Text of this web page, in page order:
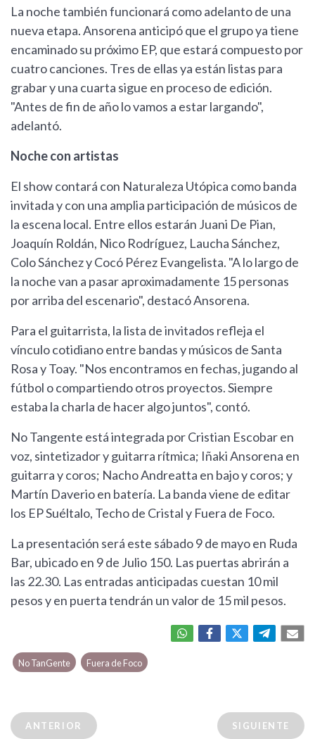
La noche también funcionará como adelanto de una
nueva etapa. Ansorena anticipó que el grupo ya tiene
encaminado su próximo EP, que estará compuesto por
cuatro canciones. Tres de ellas ya están listas para
grabar y una cuarta sigue en proceso de edición.
"Antes de fin de año lo vamos a estar largando",
adelantó.
Noche con artistas
El show contará con Naturaleza Utópica como banda
invitada y con una amplia participación de músicos de
la escena local. Entre ellos estarán Juani De Pian,
Joaquín Roldán, Nico Rodríguez, Laucha Sánchez,
Colo Sánchez y Cocó Pérez Evangelista. "A lo largo de
la noche van a pasar aproximadamente 15 personas
por arriba del escenario", destacó Ansorena.
Para el guitarrista, la lista de invitados refleja el
vínculo cotidiano entre bandas y músicos de Santa
Rosa y Toay. "Nos encontramos en fechas, jugando al
fútbol o compartiendo otros proyectos. Siempre
estaba la charla de hacer algo juntos", contó.
No Tangente está integrada por Cristian Escobar en
voz, sintetizador y guitarra rítmica; Iñaki Ansorena en
guitarra y coros; Nacho Andreatta en bajo y coros; y
Martín Daverio en batería. La banda viene de editar
los EP Suéltalo, Techo de Cristal y Fuera de Foco.
La presentación será este sábado 9 de mayo en Ruda
Bar, ubicado en 9 de Julio 150. Las puertas abrirán a
las 22.30. Las entradas anticipadas cuestan 10 mil
pesos y en puerta tendrán un valor de 15 mil pesos.
No TanGente Fuera de Foco
ANTERIOR SIGUIENTE